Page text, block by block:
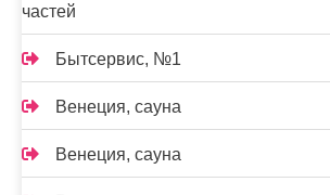
частей
Бытсервис, №1
Венеция, сауна
Венеция, сауна